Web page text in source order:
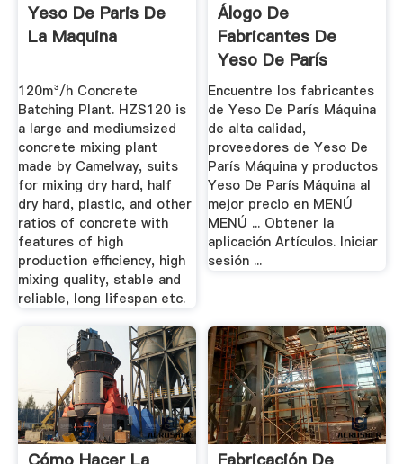
Yeso De Paris De
La Maquina
120m³/h Concrete
Batching Plant. HZS120 is
a large and mediumsized
concrete mixing plant
made by Camelway, suits
for mixing dry hard, half
dry hard, plastic, and other
ratios of concrete with
features of high
production efficiency, high
mixing quality, stable and
reliable, long lifespan etc.
Álogo De
Fabricantes De
Yeso De París
Máquina De Alta ...
Encuentre los fabricantes
de Yeso De París Máquina
de alta calidad,
proveedores de Yeso De
París Máquina y productos
Yeso De París Máquina al
mejor precio en MENÚ
MENÚ ... Obtener la
aplicación Artículos. Iniciar
sesión ...